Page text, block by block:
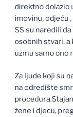
direktno dolazio
imovinu, odjeću
SS su naredili
osobnih stvari, a
uzmu samo ono
Za ljude koji su
na odredište
žene i djecu,